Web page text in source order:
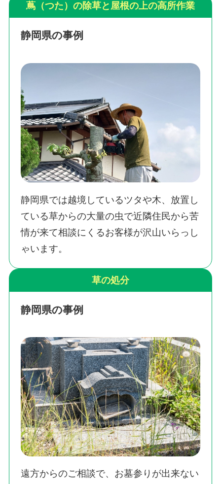
蔦（つた）の除草と屋根の上の高所作業
静岡県の事例
静岡県では越境しているツタや木、放置し
ている草からの大量の虫で近隣住民から苦
情が来て相談にくるお客様が沢山いらっし
ゃいます。
草の処分
静岡県の事例
遠方からのご相談で、お墓参りが出来ない